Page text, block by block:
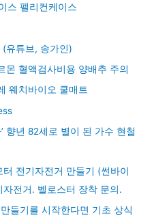
스 펠리컨케이스
유튜브, 송가인)
몬 혈액검사비용 양배추 주의
웨치바이오 쿨매트
향년 82세로 별이 된 가수 현철
전기자전거 만들기 (썬바이
전거. 벨로스터 장착 문의.
들기를 시작한다면 기초 상식